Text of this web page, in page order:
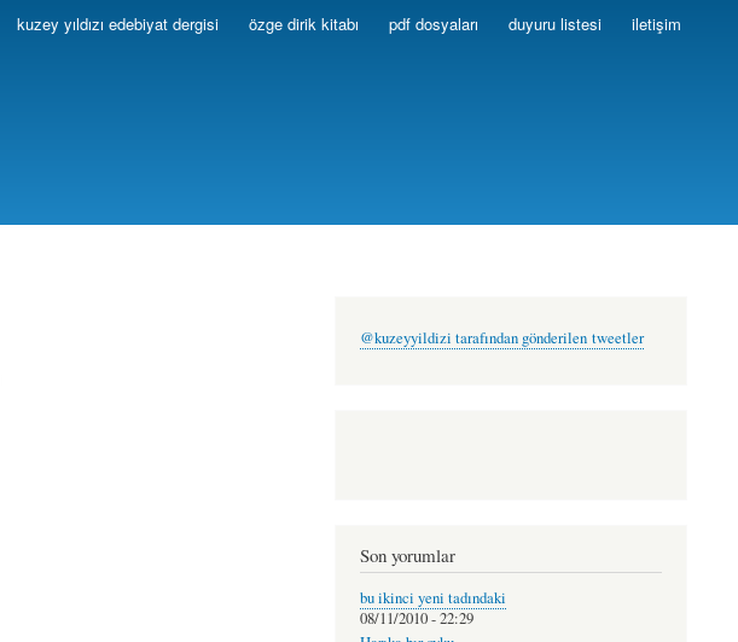
kuzey yıldızı edebiyat dergisi özge dirik kitabı pdf dosyaları duyuru listesi iletişim
@kuzeyyildizi tarafından gönderilen tweetler
Son yorumlar
bu ikinci yeni tadındaki
08/11/2010 - 22:29